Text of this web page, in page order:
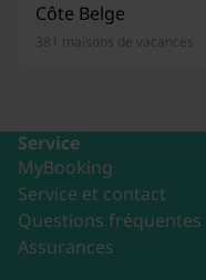
Côte Belge
381 maisons de vacances
Service
MyBooking
Service et contact
Questions fréquentes
Assurances